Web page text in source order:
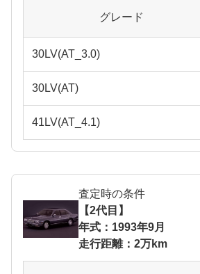
グレード
30LV(AT_3.0)
30LV(AT)
41LV(AT_4.1)
査定時の条件
【2代目】
年式：1993年9月
走行距離：2万km